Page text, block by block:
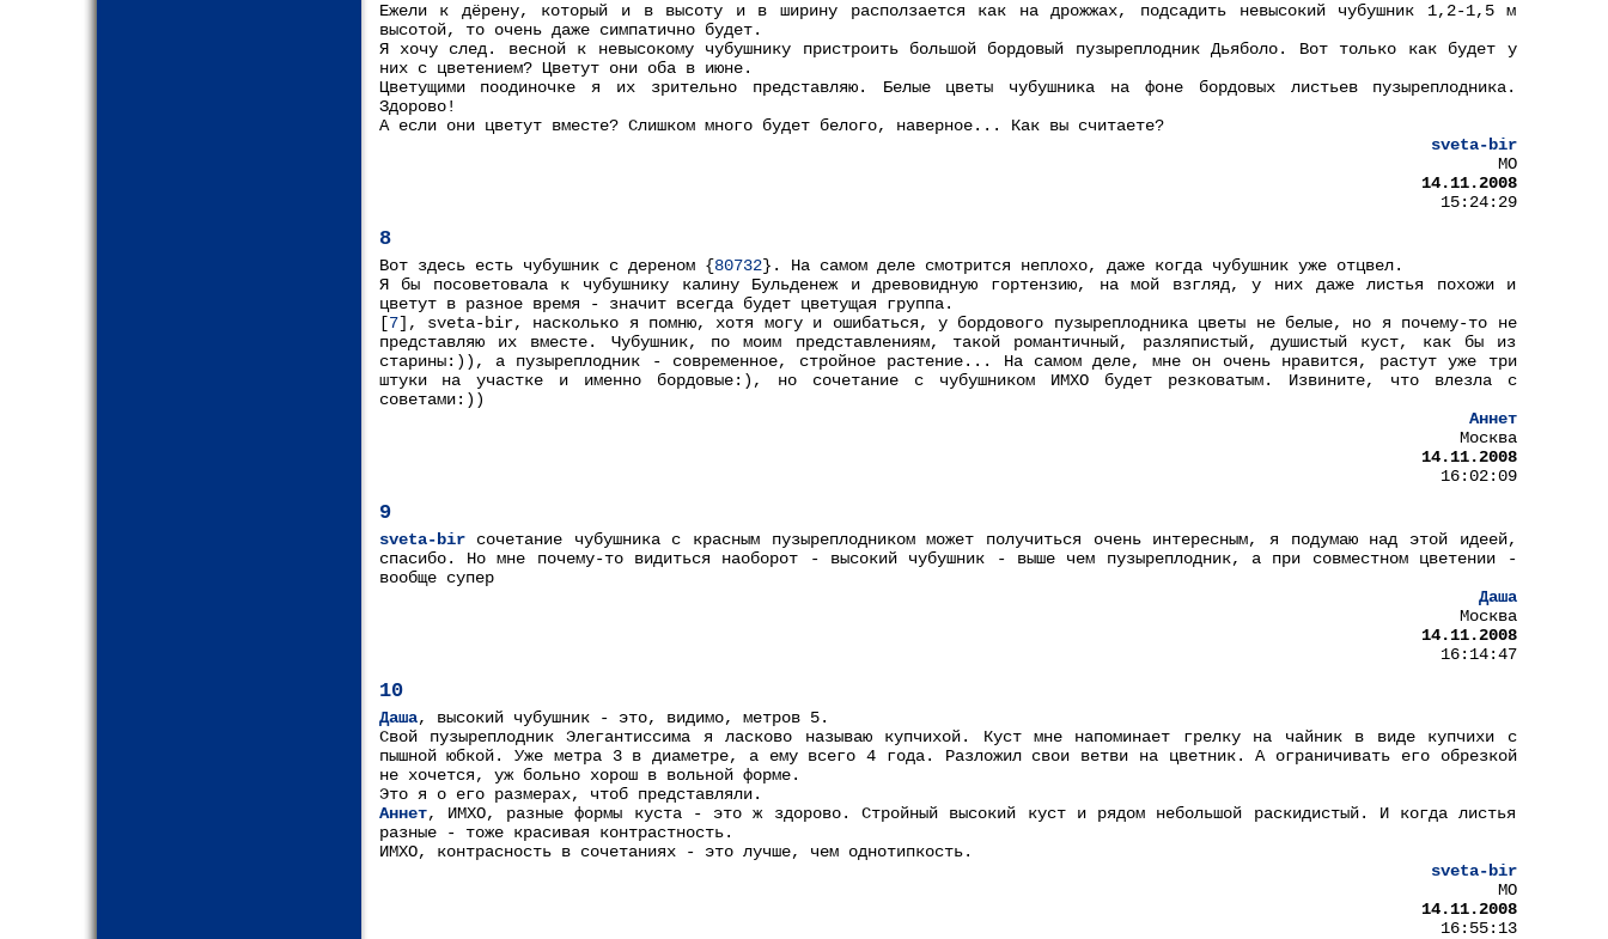
Ежели к дёрену, который и в высоту и в ширину расползается как на дрожжах, подсадить невысокий чубушник 1,2-1,5 м
высотой, то очень даже симпатично будет.
Я хочу след. весной к невысокому чубушнику пристроить большой бордовый пузыреплодник Дьяболо. Вот только как будет у
них с цветением? Цветут они оба в июне.
Цветущими поодиночке я их зрительно представляю. Белые цветы чубушника на фоне бордовых листьев пузыреплодника.
Здорово!
А если они цветут вместе? Слишком много будет белого, наверное... Как вы считаете?
sveta-bir
МО
14.11.2008
15:24:29
8
Вот здесь есть чубушник с дереном {80732}. На самом деле смотрится неплохо, даже когда чубушник уже отцвел.
Я бы посоветовала к чубушнику калину Бульденеж и древовидную гортензию, на мой взгляд, у них даже листья похожи и
цветут в разное время - значит всегда будет цветущая группа.
[7], svetа-bir, насколько я помню, хотя могу и ошибаться, у бордового пузыреплодника цветы не белые, но я почему-то не
представляю их вместе. Чубушник, по моим представлениям, такой романтичный, разляпистый, душистый куст, как бы из
старины:)), а пузыреплодник - современное, стройное растение... На самом деле, мне он очень нравится, растут уже три
штуки на участке и именно бордовые:), но сочетание с чубушником ИМХО будет резковатым. Извините, что влезла с
советами:))
Аннет
Москва
14.11.2008
16:02:09
9
sveta-birсочетание чубушника с красным пузыреплодником может получиться очень интересным, я подумаю над этой идеей,
спасибо. Но мне почему-то видиться наоборот - высокий чубушник - выше чем пузыреплодник, а при совместном цветении -
вообще супер
Даша
Москва
14.11.2008
16:14:47
10
Даша, высокий чубушник - это, видимо, метров 5.
Свой пузыреплодник Элегантиссима я ласково называю купчихой. Куст мне напоминает грелку на чайник в виде купчихи с
пышной юбкой. Уже метра 3 в диаметре, а ему всего 4 года. Разложил свои ветви на цветник. А ограничивать его обрезкой
не хочется, уж больно хорош в вольной форме.
Это я о его размерах, чтоб представляли.
Аннет, ИМХО, разные формы куста - это ж здорово. Стройный высокий куст и рядом небольшой раскидистый. И когда листья
разные - тоже красивая контрастность.
ИМХО, контрасность в сочетаниях - это лучше, чем однотипкость.
sveta-bir
МО
14.11.2008
16:55:13